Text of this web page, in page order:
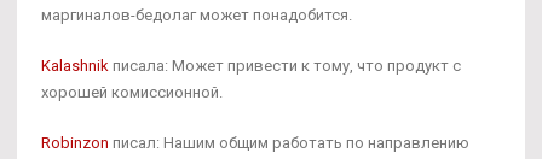
маргиналов-бедолаг может понадобится.
Kalashnik писала: Может привести к тому, что продукт с
хорошей комиссионной.
Robinzon писал: Нашим общим работать по направлению